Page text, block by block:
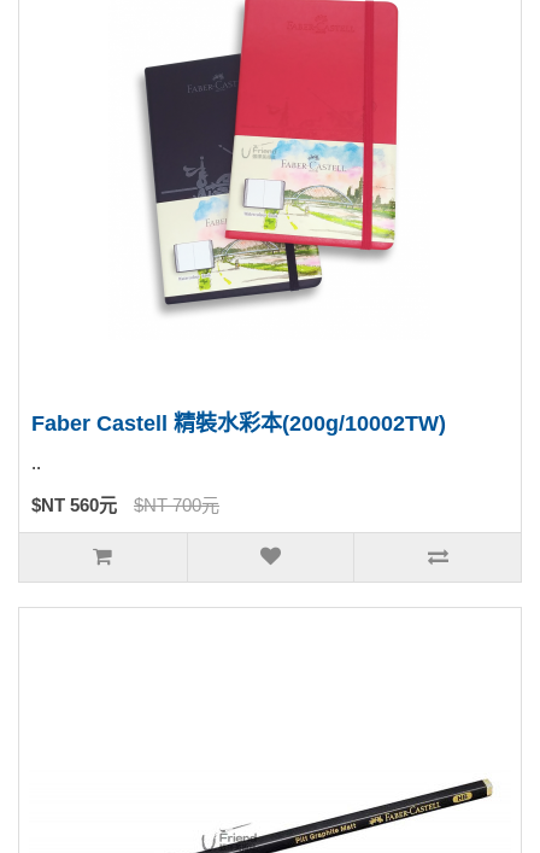
Faber Castell 精裝水彩本(200g/10002TW)
..
$NT 560元 $NT 700元